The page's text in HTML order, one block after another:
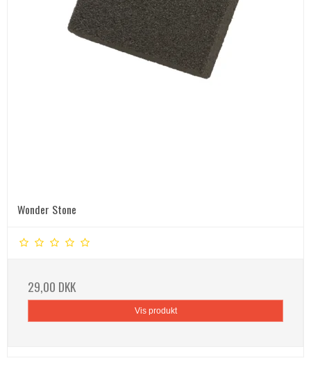
Wonder Stone
29,00 DKK
Vis produkt